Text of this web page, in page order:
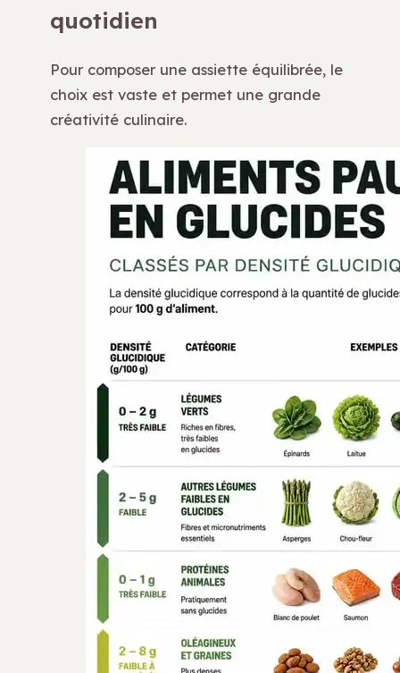
quotidien
Pour composer une assiette équilibrée, le
choix est vaste et permet une grande
créativité culinaire.